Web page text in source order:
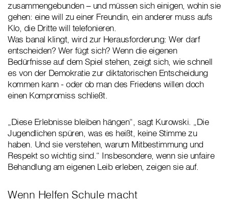
zusammengebunden – und müssen sich einigen, wohin sie
gehen: eine will zu einer Freundin, ein anderer muss aufs
Klo, die Dritte will telefonieren.
Was banal klingt, wird zur Herausforderung: Wer darf
entscheiden? Wer fügt sich? Wenn die eigenen
Bedürfnisse auf dem Spiel stehen, zeigt sich, wie schnell
es von der Demokratie zur diktatorischen Entscheidung
kommen kann - oder ob man des Friedens willen doch
einen Kompromiss schließt.
„Diese Erlebnisse bleiben hängen“, sagt Kurowski. „Die
Jugendlichen spüren, was es heißt, keine Stimme zu
haben. Und sie verstehen, warum Mitbestimmung und
Respekt so wichtig sind.“ Insbesondere, wenn sie unfaire
Behandlung am eigenen Leib erleben, zeigen sie auf.
Wenn Helfen Schule macht